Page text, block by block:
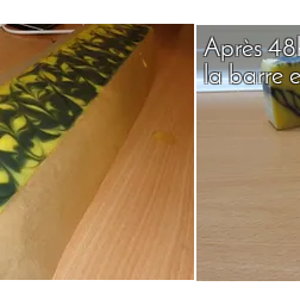
Après
la barre